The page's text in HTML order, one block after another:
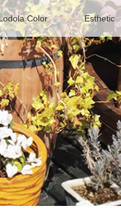
Color Esthetic